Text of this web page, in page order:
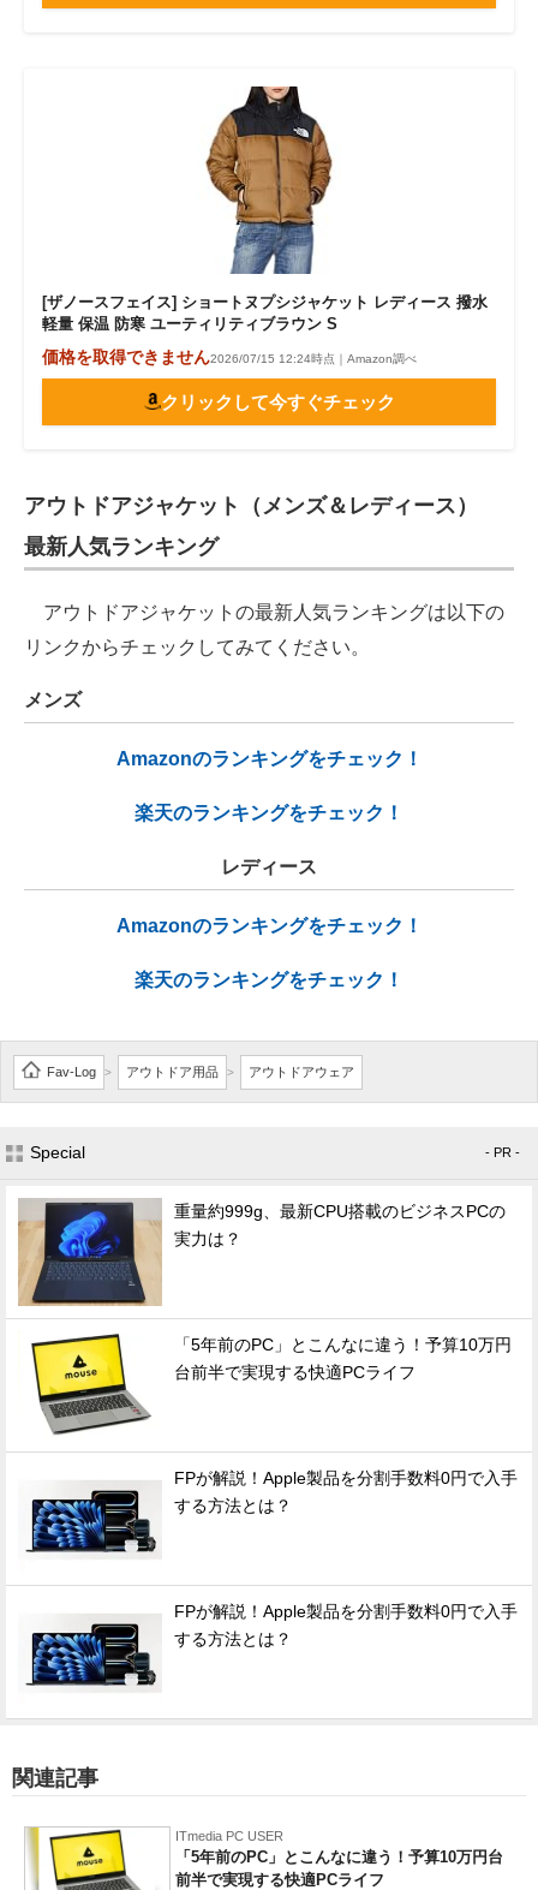
[ザノースフェイス] ショートヌプシジャケット レディース 撥水
軽量 保温 防寒 ユーティリティブラウン S
価格を取得できません2026/07/15 12:24時点｜Amazon調べ
クリックして今すぐチェック
アウトドアジャケット（メンズ＆レディース）
最新人気ランキング
アウトドアジャケットの最新人気ランキングは以下の
リンクからチェックしてみてください。
メンズ
Amazonのランキングをチェック！
楽天のランキングをチェック！
レディース
Amazonのランキングをチェック！
楽天のランキングをチェック！
Fav-Log > アウトドア用品 > アウトドアウェア
Special - PR -
重量約999g、最新CPU搭載のビジネスPCの
実力は？
「5年前のPC」とこんなに違う！予算10万円
台前半で実現する快適PCライフ
FPが解説！Apple製品を分割手数料0円で入手
する方法とは？
FPが解説！Apple製品を分割手数料0円で入手
する方法とは？
関連記事
ITmedia PC USER
「5年前のPC」とこんなに違う！予算10万円台
前半で実現する快適PCライフ